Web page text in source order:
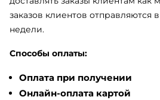
заказов клиентов отправляются
недели.
Способы оплаты:
Оплата при получении
Онлайн-оплата картой